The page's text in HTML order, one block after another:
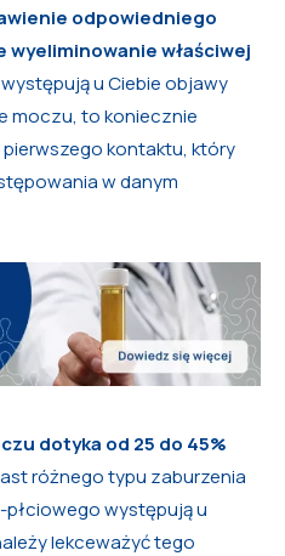
odpowiedniego
właściwej
u Ciebie objawy
moczu, to koniecznie
kontaktu, który
w danym
dotyka od 25 do 45%
różnego typu zaburzenia
występują u
lekceważyć tego